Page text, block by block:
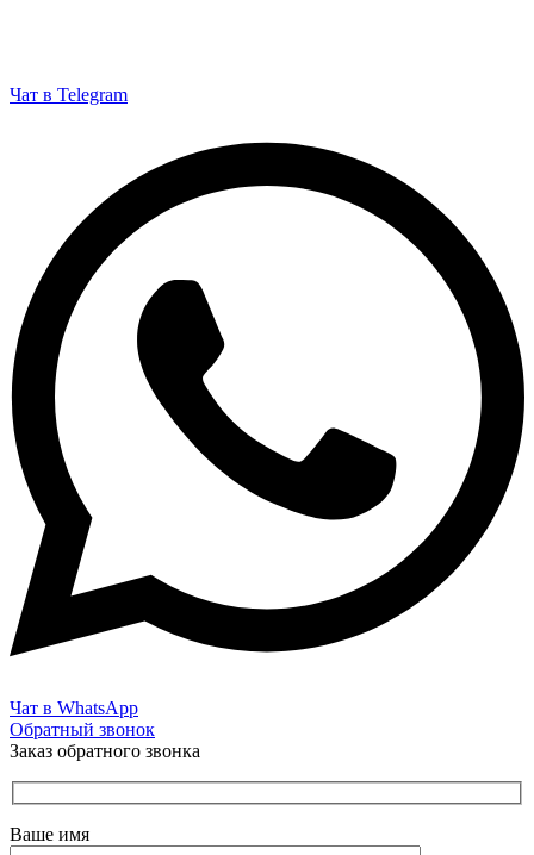
Чат в Telegram
Чат в WhatsApp
Обратный звонок
Заказ обратного звонка
Ваше имя